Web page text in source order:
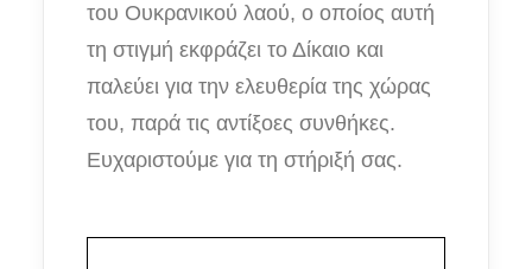
του Ουκρανικού λαού, ο οποίος αυτή
τη στιγμή εκφράζει το Δίκαιο και
παλεύει για την ελευθερία της χώρας
του, παρά τις αντίξοες συνθήκες.
Ευχαριστούμε για τη στήριξή σας.